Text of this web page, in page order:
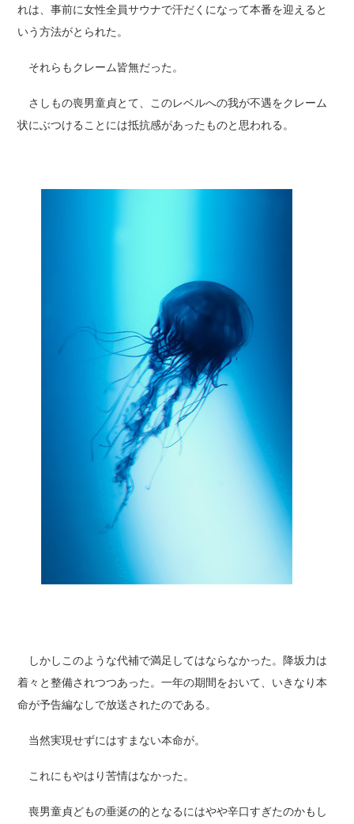
れは、事前に女性全員サウナで汗だくになって本番を迎えると
いう方法がとられた。
それらもクレーム皆無だった。
さしもの喪男童貞とて、このレベルへの我が不遇をクレーム
状にぶつけることには抵抗感があったものと思われる。
しかしこのような代補で満足してはならなかった。降坂力は
着々と整備されつつあった。一年の期間をおいて、いきなり本
命が予告編なしで放送されたのである。
当然実現せずにはすまない本命が。
これにもやはり苦情はなかった。
喪男童貞どもの垂涎の的となるにはやや辛口すぎたのかもし